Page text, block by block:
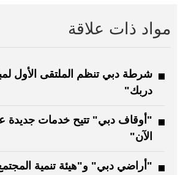
مواد ذات علاقة
شرطة دبي تنظم الملتقى الأول
دربك"
"أوقاف دبي" تتيح خدمات جديدة
الآن"
"أراضي دبي" و"هيئة تنمية